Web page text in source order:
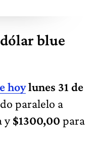
blue
hoylunes 31 de
paralelo a
y$1300,00 para